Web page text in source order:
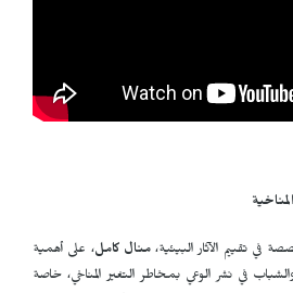
في تقييم الآثار البيئية،منال كامل، على أهمية
في نشر الوعي بمخاطر التغير المناخي، خاصة